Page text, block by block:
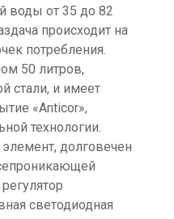
воды от 35 до 82
происходит на
потребления.
50 литров,
стали, и имеет
«Anticor»,
технологии.
долговечен
светодиодная